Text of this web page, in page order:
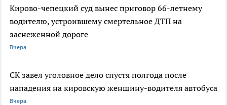
Кирово-чепецкий суд вынес приговор 66-летнему
водителю, устроившему смертельное ДТП на
заснеженной дороге
Вчера
СК завел уголовное дело спустя полгода после
нападения на кировскую женщину-водителя автобуса
Вчера